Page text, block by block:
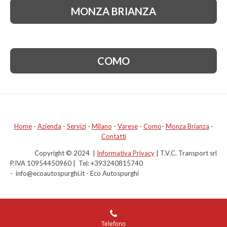
:
e
MONZA BRIANZA
COMO
Home- Azienda - Servizi- Milano - Varese- Como- Monza Brianza -
Contatti
Copyright © 2024 | Informativa Privacy | T.V.C. Transport srl
P.IVA 10954450960 | Tel: +393240815740
- info@ecoautospurghi.it - Eco Autospurghi
Telefono